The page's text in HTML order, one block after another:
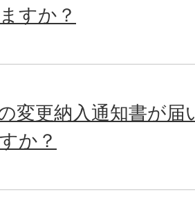
すか？
変更納入通知書が
か？